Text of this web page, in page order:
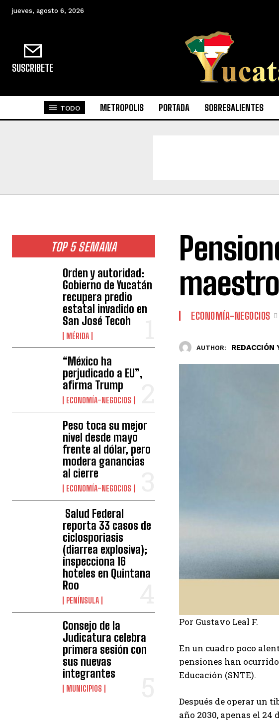
jueves, agosto 6, 2026
SUSCRIBETE
TODO METROPOLIS PORTADA SOBRESALIENTES
TOP 5 SEMANA
Orden y autoridad:
Gobierno de Yucatán
recupera predio
estatal invadido en
San José Tecoh
MÉRIDA
“México ha
perjudicado a EU”,
afirma Trump
ECONOMÍA-NEGOCIOS
Peso toca su mejor
nivel desde mayo
frente al dólar, pero
modera ganancias
al cierre
ECONOMÍA-NEGOCIOS
Salud Federal
reporta 33 casos de
ciclosporiasis
(diarrea explosiva);
inspecciona 16
hoteles en Quintana
Roo
PENÍNSULA
Consejo de la
Judicatura celebra
primera sesión con
sus nuevas
integrantes
MUNICIPIOS
ECONOMÍA-NEGOCIOS
AUTHOR: REDACCIÓN
Por Gustavo Leal F.
En un cuadro poco
pensiones han
Educación (SNTE).
Después de operar un
año 2030, apenas el 24